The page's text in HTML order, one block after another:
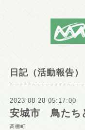
日記（活動報告）
2023-08-28 05:17:00
安城市 鳥たち
高棚町